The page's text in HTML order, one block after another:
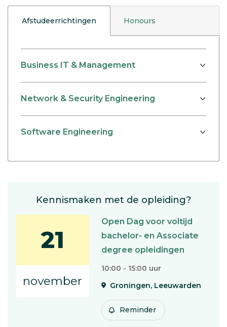
Afstudeerrichtingen Honours
Business IT & Management
Network & Security Engineering
Software Engineering
Kennismaken met de opleiding?
21
november
Open Dag voor voltijd
bachelor- en Associate
degree opleidingen
10:00 - 15:00 uur
Groningen, Leeuwarden
Reminder